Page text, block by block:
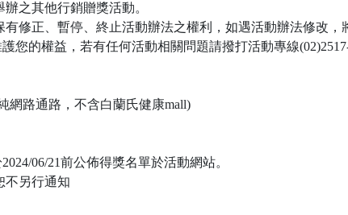
之其他行銷贈獎活動。
修正、暫停、終止活動辦法之權利，如遇活動辦法修改，
您的權益，若有任何活動相關問題請撥打活動專線(02)2517-
網路通路，不含白蘭氏健康mall)
06/21前公佈得獎名單於活動網站。
不另行通知